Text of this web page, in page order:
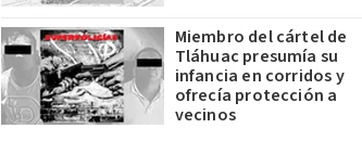
Miembro del cártel de
Tláhuac presumía su
infancia en corridos y
ofrecía protección a
vecinos